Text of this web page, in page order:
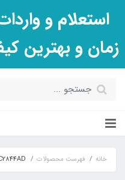
استعلام و
زمان و بهترین
خانه فهرست محصولات